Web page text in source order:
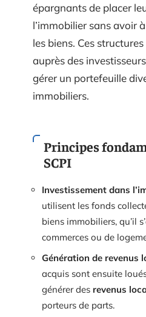
épargnants de placer
l’immobilier sans avoir
les biens. Ces
auprès des
gérer un portefeuille
immobiliers.
Principes
SCPI
Investissement dans
utilisent les fonds
biens immobiliers, qu’il
commerces ou de
Génération de revenus
acquis sont ensuite
générer des revenus
porteurs de parts.